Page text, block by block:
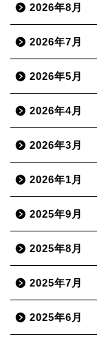
2026年8月
2026年7月
2026年5月
2026年4月
2026年3月
2026年1月
2025年9月
2025年8月
2025年7月
2025年6月